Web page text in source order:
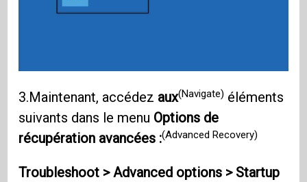
3.Maintenant, accédez aux(Navigate) éléments
suivants dans le menu Options de
récupération avancées :(Advanced Recovery)
Troubleshoot > Advanced options > Startup